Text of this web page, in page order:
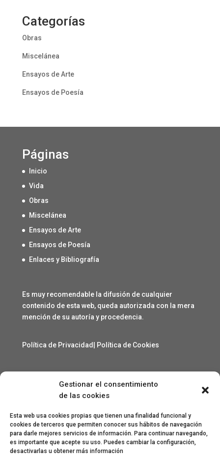
Gestionar el consentimiento
de las cookies
Esta web usa cookies propias que tienen una finalidad funcional y
cookies de terceros que permiten conocer sus hábitos de navegación
para darle mejores servicios de información. Para continuar navegando,
es importante que acepte su uso. Puedes cambiar la configuración,
desactivarlas u obtener más información
Categorías
Obras
Miscelánea
Ensayos de Arte
Ensayos de Poesía
Páginas
Inicio
Vida
Obras
Miscelánea
Ensayos de Arte
Ensayos de Poesía
Enlaces y Bibliografía
Es muy recomendable la difusión de cualquier
contenido de esta web, queda autorizada con la mera
mención de su autoría y procedencia.
Política de Privacidad Política de Cookies
Contacto
angelcarmelo1956@gmail.com
Especial agradecimiento a Lorenzo Sanjuan Pertusa,
Eva San Martín, Jesús Benito Pertusa, Marcelino Sesé